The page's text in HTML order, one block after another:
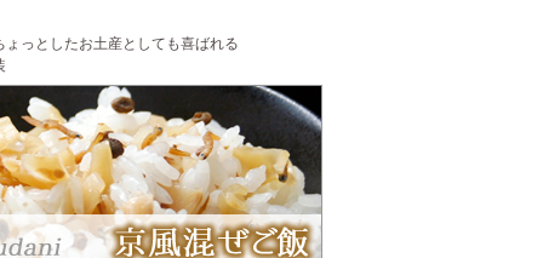
ょっとしたお土産としても喜ばれる